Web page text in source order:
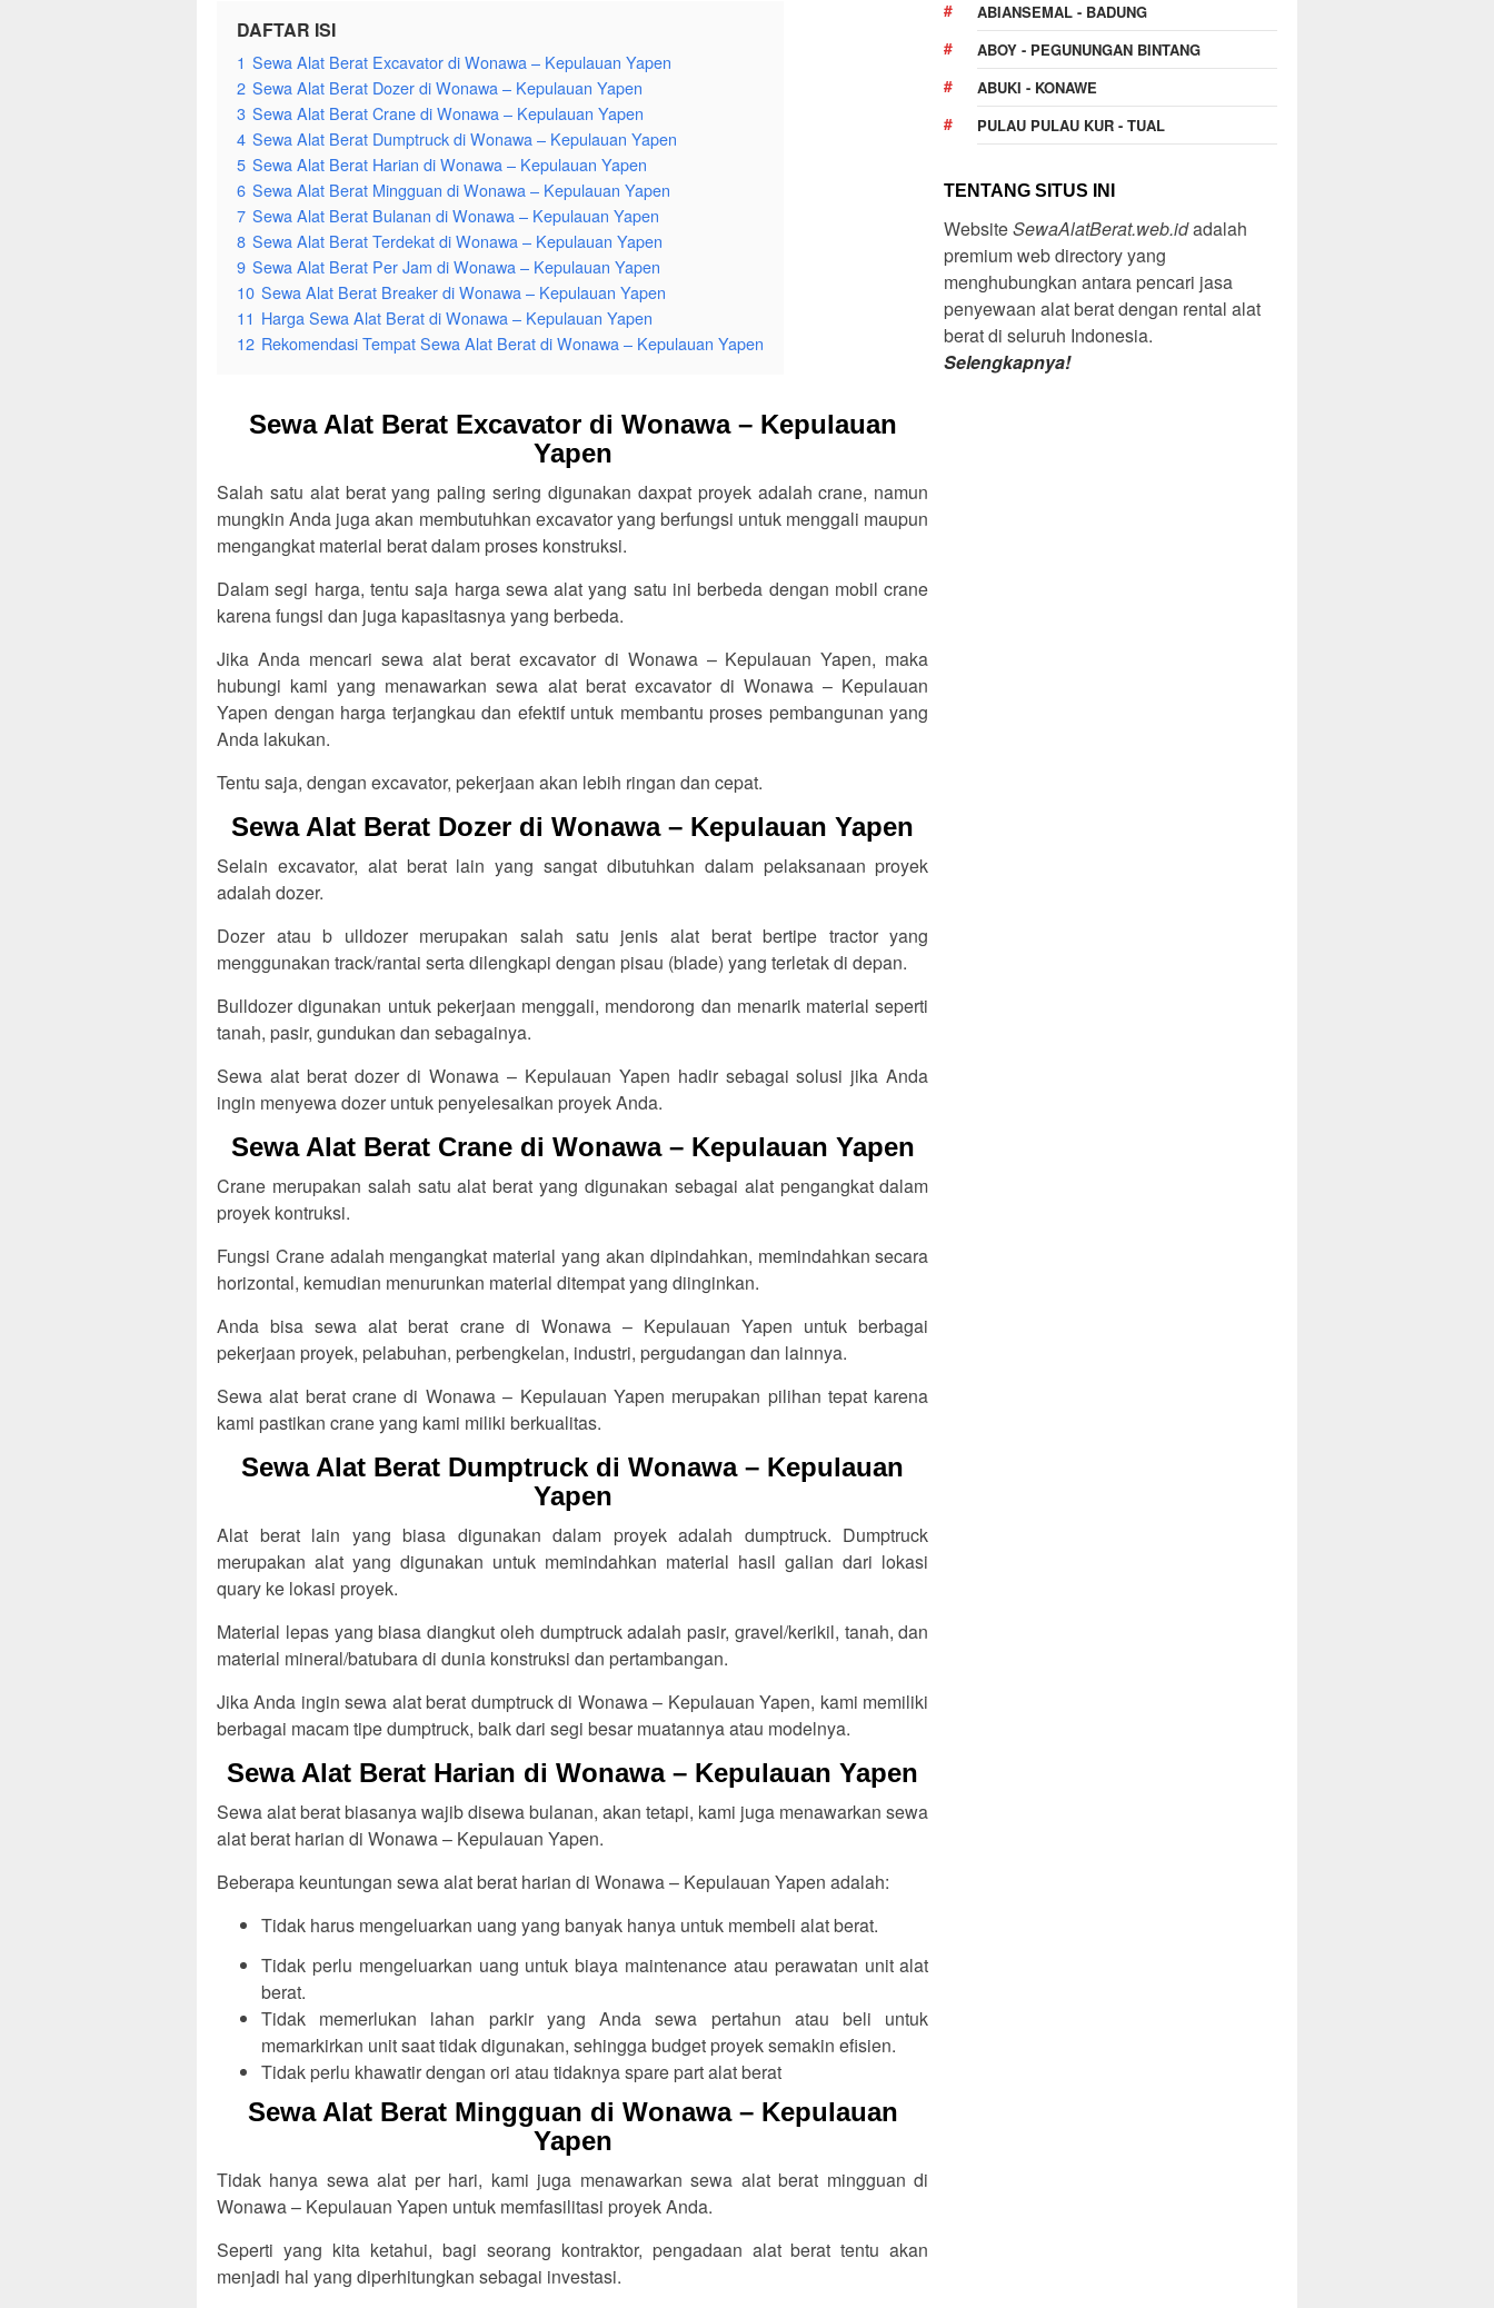
DAFTAR ISI
1 Sewa Alat Berat Excavator di Wonawa – Kepulauan Yapen
2 Sewa Alat Berat Dozer di Wonawa – Kepulauan Yapen
3 Sewa Alat Berat Crane di Wonawa – Kepulauan Yapen
4 Sewa Alat Berat Dumptruck di Wonawa – Kepulauan Yapen
5 Sewa Alat Berat Harian di Wonawa – Kepulauan Yapen
6 Sewa Alat Berat Mingguan di Wonawa – Kepulauan Yapen
7 Sewa Alat Berat Bulanan di Wonawa – Kepulauan Yapen
8 Sewa Alat Berat Terdekat di Wonawa – Kepulauan Yapen
9 Sewa Alat Berat Per Jam di Wonawa – Kepulauan Yapen
10 Sewa Alat Berat Breaker di Wonawa – Kepulauan Yapen
11 Harga Sewa Alat Berat di Wonawa – Kepulauan Yapen
12 Rekomendasi Tempat Sewa Alat Berat di Wonawa – Kepulauan Yapen
Sewa Alat Berat Excavator di Wonawa – Kepulauan
Yapen
Salah satu alat berat yang paling sering digunakan daxpat proyek adalah crane, namun
mungkin Anda juga akan membutuhkan excavator yang berfungsi untuk menggali maupun
mengangkat material berat dalam proses konstruksi.
Dalam segi harga, tentu saja harga sewa alat yang satu ini berbeda dengan mobil crane
karena fungsi dan juga kapasitasnya yang berbeda.
Jika Anda mencari sewa alat berat excavator di Wonawa – Kepulauan Yapen, maka
hubungi kami yang menawarkan sewa alat berat excavator di Wonawa – Kepulauan
Yapen dengan harga terjangkau dan efektif untuk membantu proses pembangunan yang
Anda lakukan.
Tentu saja, dengan excavator, pekerjaan akan lebih ringan dan cepat.
Sewa Alat Berat Dozer di Wonawa – Kepulauan Yapen
Selain excavator, alat berat lain yang sangat dibutuhkan dalam pelaksanaan proyek
adalah dozer.
Dozer atau b ulldozer merupakan salah satu jenis alat berat bertipe tractor yang
menggunakan track/rantai serta dilengkapi dengan pisau (blade) yang terletak di depan.
Bulldozer digunakan untuk pekerjaan menggali, mendorong dan menarik material seperti
tanah, pasir, gundukan dan sebagainya.
Sewa alat berat dozer di Wonawa – Kepulauan Yapen hadir sebagai solusi jika Anda
ingin menyewa dozer untuk penyelesaikan proyek Anda.
Sewa Alat Berat Crane di Wonawa – Kepulauan Yapen
Crane merupakan salah satu alat berat yang digunakan sebagai alat pengangkat dalam
proyek kontruksi.
Fungsi Crane adalah mengangkat material yang akan dipindahkan, memindahkan secara
horizontal, kemudian menurunkan material ditempat yang diinginkan.
Anda bisa sewa alat berat crane di Wonawa – Kepulauan Yapen untuk berbagai
pekerjaan proyek, pelabuhan, perbengkelan, industri, pergudangan dan lainnya.
Sewa alat berat crane di Wonawa – Kepulauan Yapen merupakan pilihan tepat karena
kami pastikan crane yang kami miliki berkualitas.
Sewa Alat Berat Dumptruck di Wonawa – Kepulauan
Yapen
Alat berat lain yang biasa digunakan dalam proyek adalah dumptruck. Dumptruck
merupakan alat yang digunakan untuk memindahkan material hasil galian dari lokasi
quary ke lokasi proyek.
Material lepas yang biasa diangkut oleh dumptruck adalah pasir, gravel/kerikil, tanah, dan
material mineral/batubara di dunia konstruksi dan pertambangan.
Jika Anda ingin sewa alat berat dumptruck di Wonawa – Kepulauan Yapen, kami memiliki
berbagai macam tipe dumptruck, baik dari segi besar muatannya atau modelnya.
Sewa Alat Berat Harian di Wonawa – Kepulauan Yapen
Sewa alat berat biasanya wajib disewa bulanan, akan tetapi, kami juga menawarkan sewa
alat berat harian di Wonawa – Kepulauan Yapen.
Beberapa keuntungan sewa alat berat harian di Wonawa – Kepulauan Yapen adalah:
Tidak harus mengeluarkan uang yang banyak hanya untuk membeli alat berat.
Tidak perlu mengeluarkan uang untuk biaya maintenance atau perawatan unit alat
berat.
Tidak memerlukan lahan parkir yang Anda sewa pertahun atau beli untuk
memarkirkan unit saat tidak digunakan, sehingga budget proyek semakin efisien.
Tidak perlu khawatir dengan ori atau tidaknya spare part alat berat
Sewa Alat Berat Mingguan di Wonawa – Kepulauan
Yapen
Tidak hanya sewa alat per hari, kami juga menawarkan sewa alat berat mingguan di
Wonawa – Kepulauan Yapen untuk memfasilitasi proyek Anda.
Seperti yang kita ketahui, bagi seorang kontraktor, pengadaan alat berat tentu akan
menjadi hal yang diperhitungkan sebagai investasi.
ABIANSEMAL - BADUNG
ABOY - PEGUNUNGAN BINTANG
ABUKI - KONAWE
PULAU PULAU KUR - TUAL
TENTANG SITUS INI
WebsiteSewaAlatBerat.web.idadalah
premium web directory yang
menghubungkan antara pencari jasa
penyewaan alat berat dengan rental alat
berat di seluruh Indonesia.
Selengkapnya!